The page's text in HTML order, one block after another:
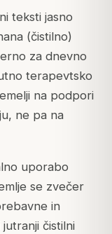
teksti jasno
(čistilno)
za dnevno
terapevtsko
na podpori
ne pa na
uporabo
se zvečer
in
čistilni